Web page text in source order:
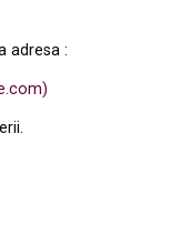
adresa :